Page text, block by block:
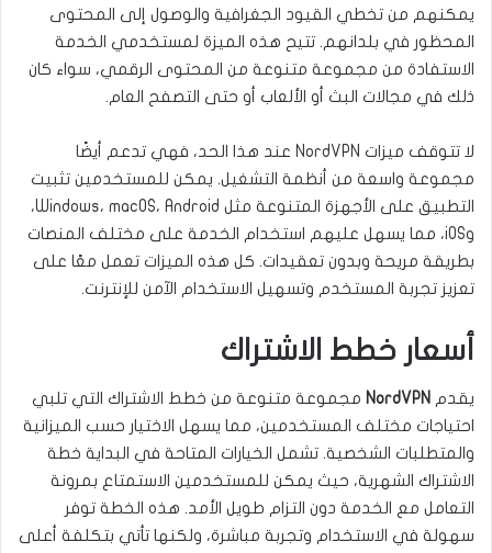
يمكنهم من تخطي القيود الجغرافية والوصول إلى المحتوى
المحظور في بلدانهم. تتيح هذه الميزة لمستخدمي الخدمة
الاستفادة من مجموعة متنوعة من المحتوى الرقمي، سواء كان
ذلك في مجالات البث أو الألعاب أو حتى التصفح العام.
لا تتوقف ميزات NordVPN عند هذا الحد، فهي تدعم أيضًا
مجموعة واسعة من أنظمة التشغيل. يمكن للمستخدمين تثبيت
التطبيق على الأجهزة المتنوعة مثل Windows، macOS، Android،
وiOS، مما يسهل عليهم استخدام الخدمة على مختلف المنصات
بطريقة مريحة وبدون تعقيدات. كل هذه الميزات تعمل معًا على
تعزيز تجربة المستخدم وتسهيل الاستخدام الآمن للإنترنت.
أسعار خطط الاشتراك
يقدم NordVPN مجموعة متنوعة من خطط الاشتراك التي تلبي
احتياجات مختلف المستخدمين، مما يسهل الاختيار حسب الميزانية
والمتطلبات الشخصية. تشمل الخيارات المتاحة في البداية خطة
الاشتراك الشهرية، حيث يمكن للمستخدمين الاستمتاع بمرونة
التعامل مع الخدمة دون التزام طويل الأمد. هذه الخطة توفر
سهولة في الاستخدام وتجربة مباشرة، ولكنها تأتي بتكلفة أعلى